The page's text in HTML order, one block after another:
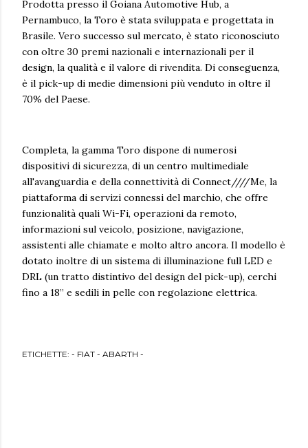
Prodotta presso il Goiana Automotive Hub, a
Pernambuco, la Toro è stata sviluppata e progettata in
Brasile. Vero successo sul mercato, è stato riconosciuto
con oltre 30 premi nazionali e internazionali per il
design, la qualità e il valore di rivendita. Di conseguenza,
è il pick-up di medie dimensioni più venduto in oltre il
70% del Paese.
Completa, la gamma Toro dispone di numerosi
dispositivi di sicurezza, di un centro multimediale
all'avanguardia e della connettività di Connect////Me, la
piattaforma di servizi connessi del marchio, che offre
funzionalità quali Wi-Fi, operazioni da remoto,
informazioni sul veicolo, posizione, navigazione,
assistenti alle chiamate e molto altro ancora. Il modello è
dotato inoltre di un sistema di illuminazione full LED e
DRL (un tratto distintivo del design del pick-up), cerchi
fino a 18” e sedili in pelle con regolazione elettrica.
ETICHETTE: - FIAT - ABARTH -